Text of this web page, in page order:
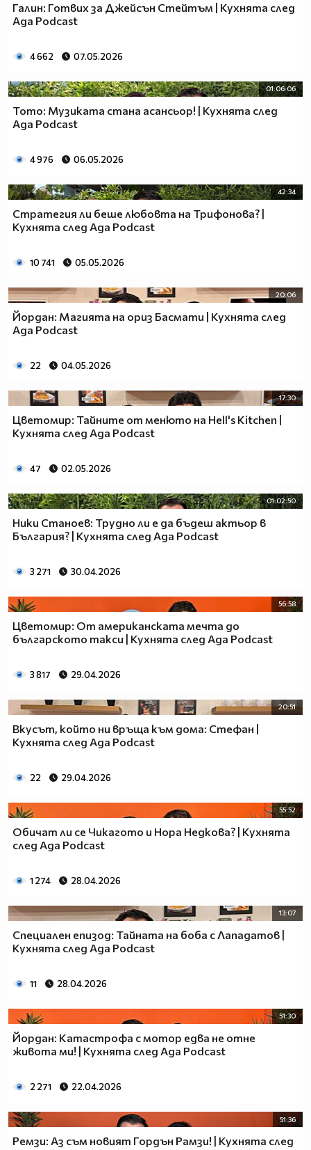
Галин: Готвих за Джейсън Стейтъм | Кухнята след
Ада Podcast
4 662 07.05.2026
01:06:06
Тото: Музиката стана асансьор! | Кухнята след
Ада Podcast
4 976 06.05.2026
42:34
Стратегия ли беше любовта на Трифонова? |
Кухнята след Ада Podcast
10 741 05.05.2026
20:06
Йордан: Магията на ориз Басмати | Кухнята след
Ада Podcast
22 04.05.2026
17:30
Цветомир: Тайните от менюто на Hell's Kitchen |
Кухнята след Ада Podcast
47 02.05.2026
01:02:50
Ники Станоев: Трудно ли е да бъдеш актьор в
България? | Кухнята след Ада Podcast
3 271 30.04.2026
56:58
Цветомир: От американската мечта до
българското такси | Кухнята след Ада Podcast
3 817 29.04.2026
20:51
Вкусът, който ни връща към дома: Стефан |
Кухнята след Ада Podcast
22 29.04.2026
55:52
Обичат ли се Чикагото и Нора Недкова? | Кухнята
след Ада Podcast
1 274 28.04.2026
13:07
Специален епизод: Тайната на боба с Лападатов |
Кухнята след Ада Podcast
11 28.04.2026
51:30
Йордан: Катастрофа с мотор едва не отне
живота ми! | Кухнята след Ада Podcast
2 271 22.04.2026
51:36
Ремзи: Аз съм новият Гордън Рамзи! | Кухнята след